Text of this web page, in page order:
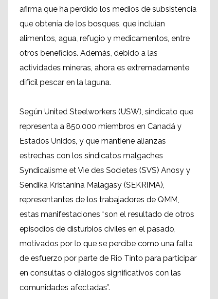
afirma que ha perdido los medios de subsistencia
que obtenía de los bosques, que incluían
alimentos, agua, refugio y medicamentos, entre
otros beneficios. Además, debido a las
actividades mineras, ahora es extremadamente
difícil pescar en la laguna.
Según United Steelworkers (USW), sindicato que
representa a 850.000 miembros en Canadá y
Estados Unidos, y que mantiene alianzas
estrechas con los sindicatos malgaches
Syndicalisme et Vie des Societes (SVS) Anosy y
Sendika Kristanina Malagasy (SEKRIMA),
representantes de los trabajadores de QMM,
estas manifestaciones “son el resultado de otros
episodios de disturbios civiles en el pasado,
motivados por lo que se percibe como una falta
de esfuerzo por parte de Rio Tinto para participar
en consultas o diálogos significativos con las
comunidades afectadas”.